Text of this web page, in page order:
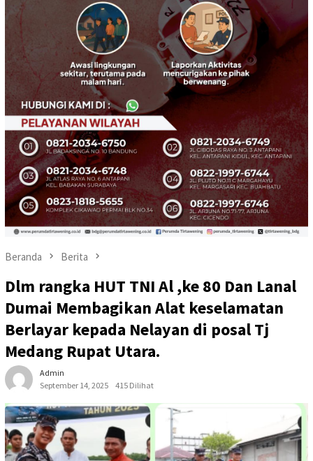
Beranda Berita
Dlm rangka HUT TNI Al ,ke 80 Dan Lanal
Dumai Membagikan Alat keselamatan
Berlayar kepada Nelayan di posal Tj
Medang Rupat Utara.
Admin
September 14, 2025
415 Dilihat